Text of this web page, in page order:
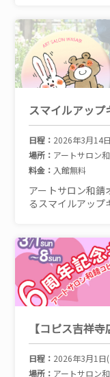
スマイルアップ
日程： 2026年3月14
場所： アートサロン
料金： 入館無料
アートサロン和錆
るスマイルアップ
【コピス吉祥
日程： 2026年3月1日(
場所： アートサロン